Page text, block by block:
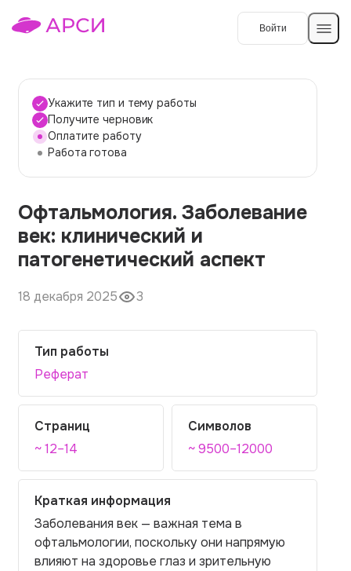
Войти
Темы работ
О сервисе
О компании
Наши гарантии
Вопросы и ответы
Контакты
Укажите тип и тему работы
Получите черновик
Оплатите работу
Работа готова
Офтальмология. Заболевание
век: клинический и
патогенетический аспект
18 декабря 2025 3
Тип работы
Реферат
Страниц
~ 12–14
Символов
~ 9500–12000
Краткая информация
Заболевания век — важная тема в
офтальмологии, поскольку они напрямую
влияют на здоровье глаз и зрительную